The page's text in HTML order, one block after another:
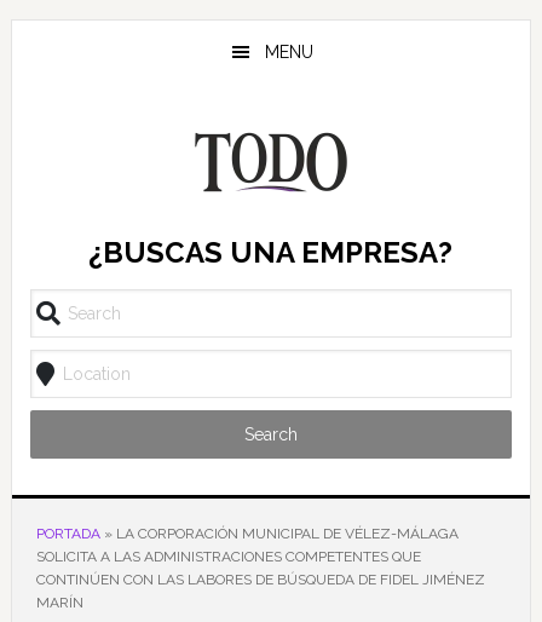
Saltar
Saltar
Saltar
MENU
¿BUSCAS UNA EMPRESA?
Search
PORTADA» LA CORPORACIÓN MUNICIPAL DE VÉLEZ-MÁLAGA
SOLICITA A LAS ADMINISTRACIONES COMPETENTES QUE
CONTINÚEN CON LAS LABORES DE BÚSQUEDA DE FIDEL JIMÉNEZ
MARÍN